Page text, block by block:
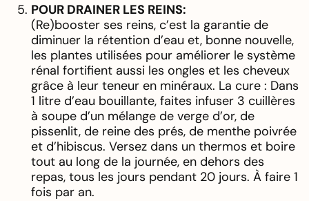
POUR DRAINER LES REINS:
(Re)booster ses reins, c’est la garantie de
diminuer la rétention d’eau et, bonne nouvelle,
les plantes utilisées pour améliorer le système
rénal fortifient aussi les ongles et les cheveux
grâce à leur teneur en minéraux. La cure : Dans
1 litre d’eau bouillante, faites infuser 3 cuillères
à soupe d’un mélange de verge d’or, de
pissenlit, de reine des prés, de menthe poivrée
et d’hibiscus. Versez dans un thermos et boire
tout au long de la journée, en dehors des
repas, tous les jours pendant 20 jours. À faire 1
fois par an.